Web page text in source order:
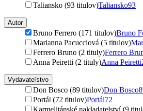
Taliansko (93 titulov)Taliansko93
Autor
Bruno Ferrero (171 titulov)Bruno
Marianna Pacucciová (5 titulov)
Ferrero Bruno (2 tituly)Ferrero
Anna Peiretti (2 tituly)Anna Peiretti
Vydavateľstvo
Don Bosco (89 titulov)Don Bosco
Portál (72 titulov)Portál72
Karmelitánské nakladatelství (9